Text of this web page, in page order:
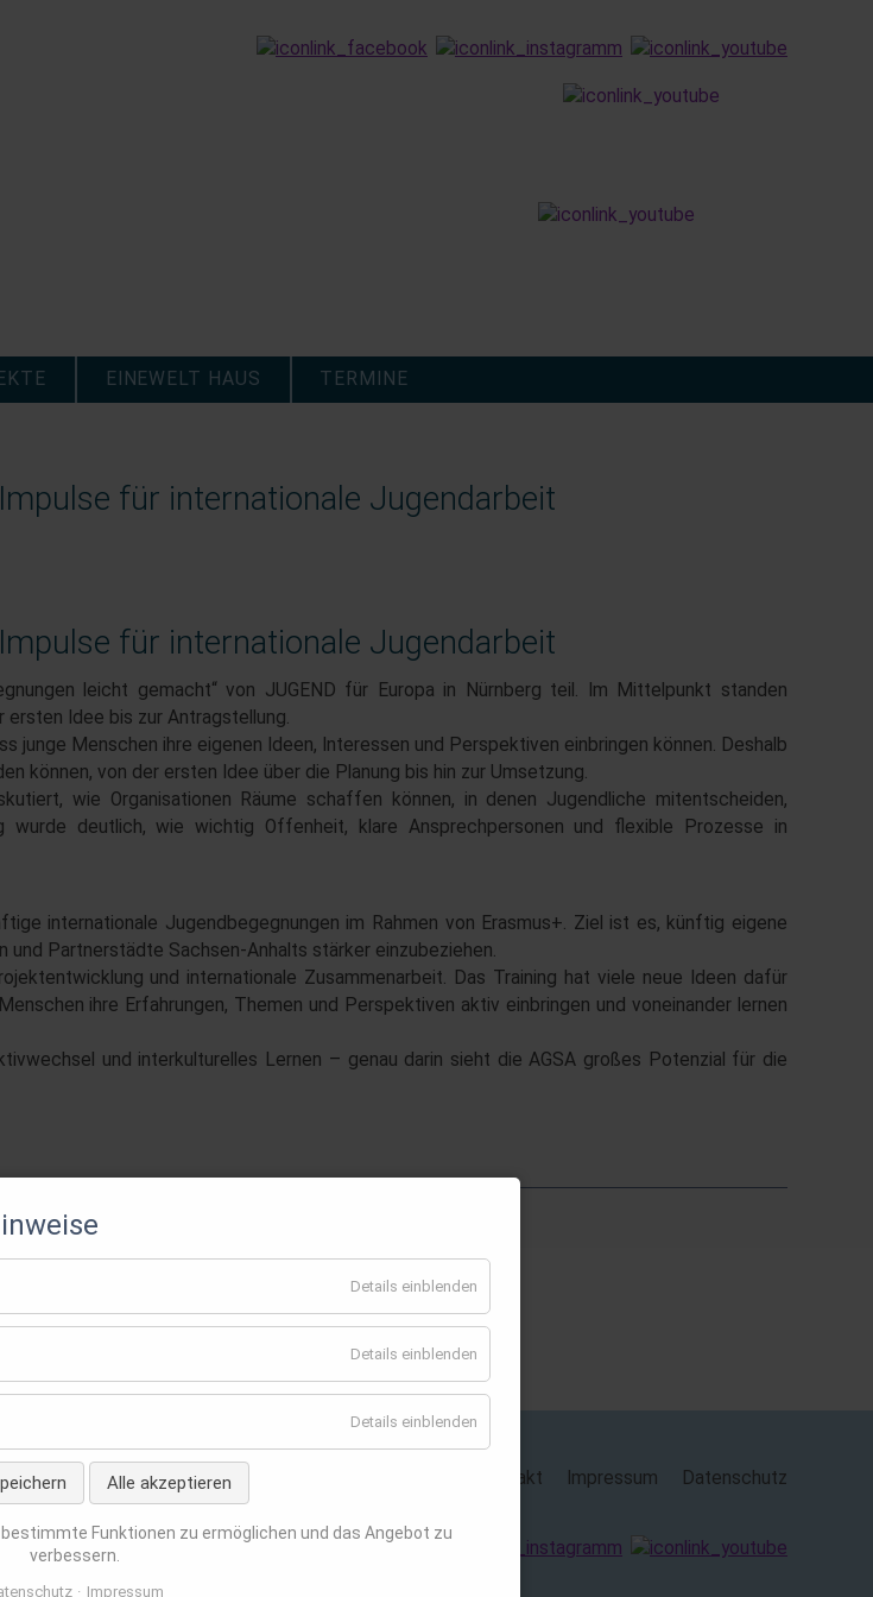
EINEWELT HAUS TERMINE
für internationale Jugendarbeit
für internationale Jugendarbeit
leicht gemacht“ von JUGEND für Europa in Nürnberg teil. Im Mittelpunkt standen
ersten Idee bis zur Antragstellung.
junge Menschen ihre eigenen Ideen, Interessen und Perspektiven einbringen können. Deshalb
können, von der ersten Idee über die Planung bis hin zur Umsetzung.
wie Organisationen Räume schaffen können, in denen Jugendliche mitentscheiden,
wurde deutlich, wie wichtig Offenheit, klare Ansprechpersonen und flexible Prozesse in
internationale Jugendbegegnungen im Rahmen von Erasmus+. Ziel ist es, künftig eigene
Partnerstädte Sachsen-Anhalts stärker einzubeziehen.
und internationale Zusammenarbeit. Das Training hat viele neue Ideen dafür
ihre Erfahrungen, Themen und Perspektiven aktiv einbringen und voneinander lernen
und interkulturelles Lernen – genau darin sieht die AGSA großes Potenzial für die
Datenschutz
Impressum
Kontakt
Details einblenden
Details einblenden
Details einblenden
Alle akzeptieren
Funktionen zu ermöglichen und das Angebot zu
verbessern.
Impressum